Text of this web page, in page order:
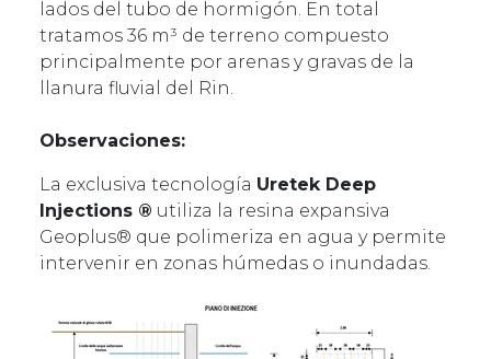
lados del tubo de hormigón. En total
tratamos 36 m³ de terreno compuesto
principalmente por arenas y gravas de la
llanura fluvial del Rin.
Observaciones:
La exclusiva tecnología Uretek Deep
Injections ® utiliza la resina expansiva
Geoplus® que polimeriza en agua y permite
intervenir en zonas húmedas o inundadas.